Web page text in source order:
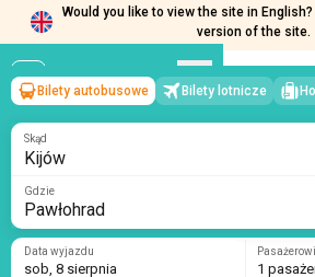
Would you like to view the site in English?
version of the site.
Kijów→Pawłohrad
sob, 8 sierpnia/1 pasażer
Bilety autobusowe Bilety lotnicze
Skąd
Gdzie
Data wyjazdu
sob, 8 sierpnia 1